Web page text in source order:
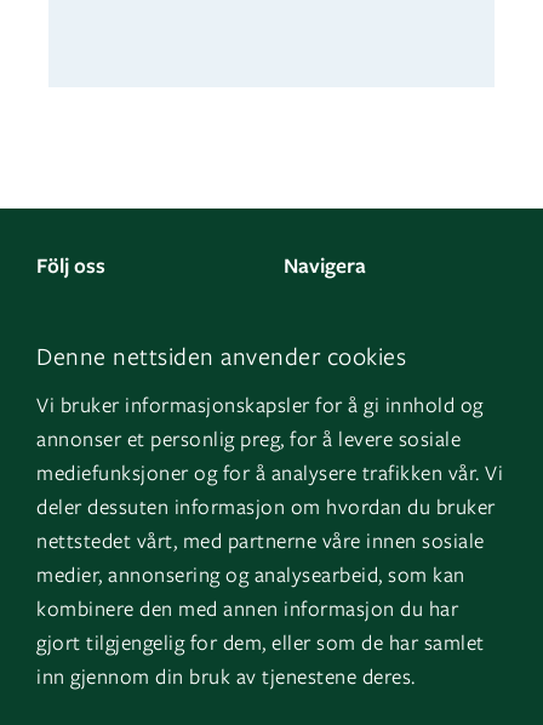
Denne nettsiden anvender cookies
Vi bruker informasjonskapsler for å gi innhold og
annonser et personlig preg, for å levere sosiale
mediefunksjoner og for å analysere trafikken vår. Vi
deler dessuten informasjon om hvordan du bruker
nettstedet vårt, med partnerne våre innen sosiale
medier, annonsering og analysearbeid, som kan
kombinere den med annen informasjon du har
gjort tilgjengelig for dem, eller som de har samlet
inn gjennom din bruk av tjenestene deres.
Följ oss
LinkedIn
Instagram
YouTube
Navigera
Om oss
GK Norge
GK Danmark
Genvägar
Fakturauppgifter
HMS
Logga in
EOS